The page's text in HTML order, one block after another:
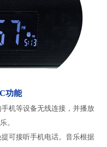
功能
机等设备无线连接，并播放
。
可接听手机电话。音乐根据